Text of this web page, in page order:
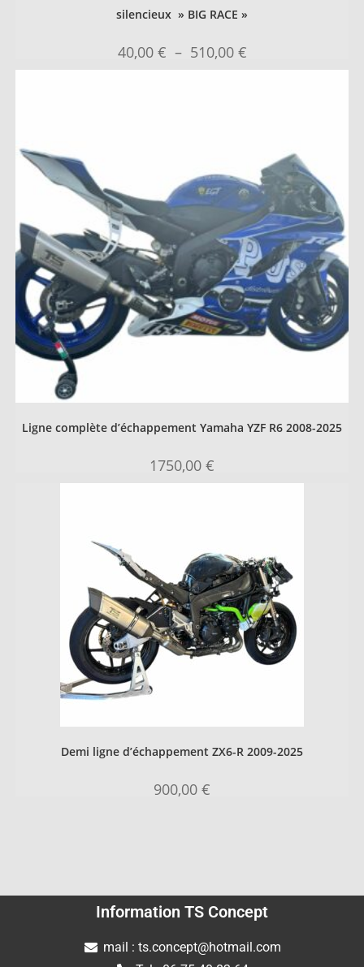
silencieux » BIG RACE »
40,00 € – 510,00 €
Ligne complète d’échappement Yamaha YZF R6 2008-2025
1750,00 €
Demi ligne d’échappement ZX6-R 2009-2025
900,00 €
Information TS Concept
mail : ts.concept@hotmail.com